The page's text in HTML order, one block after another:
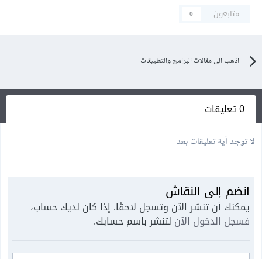
متابعون
0
اذهب الى مقالات البرامج والتطبيقات
0 تعليقات
لا توجد أية تعليقات بعد
انضم إلى النقاش
يمكنك أن تنشر الآن وتسجل لاحقًا. إذا كان لديك حساب،
فسجل الدخول الآن لتنشر باسم حسابك.